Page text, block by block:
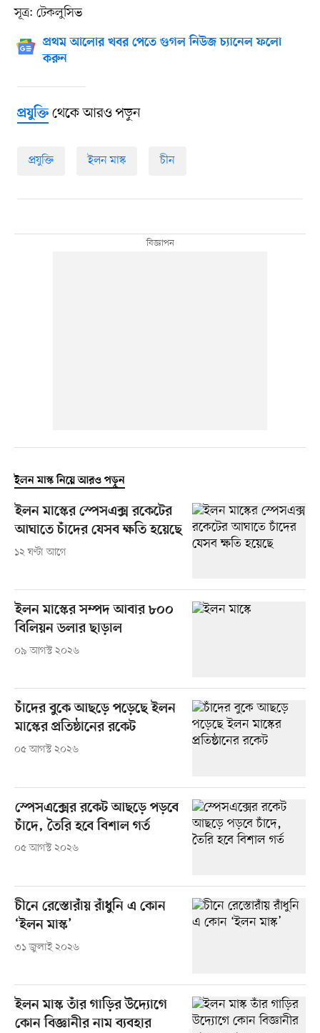
সূত্র: টেকলুসিভ
প্রথম আলোর খবর পেতে গুগল নিউজ চ্যানেল ফলো
করুন
প্রযুক্তিথেকে আরও পড়ুন
প্রযুক্তি ইলন মাস্ক চীন
ইলন মাস্ক নিয়ে আরও পড়ুন
ইলন মাস্কের স্পেসএক্স রকেটের
আঘাতে চাঁদের যেসব ক্ষতি হয়েছে
১২ ঘণ্টা আগে
ইলন মাস্কের সম্পদ আবার ৮০০
বিলিয়ন ডলার ছাড়াল
০৯ আগস্ট ২০২৬
চাঁদের বুকে আছড়ে পড়েছে ইলন
মাস্কের প্রতিষ্ঠানের রকেট
০৫ আগস্ট ২০২৬
স্পেসএক্সের রকেট আছড়ে পড়বে
চাঁদে, তৈরি হবে বিশাল গর্ত
০৫ আগস্ট ২০২৬
চীনে রেস্তোরাঁয় রাঁধুনি এ কোন
‘ইলন মাস্ক’
৩১ জুলাই ২০২৬
ইলন মাস্ক তাঁর গাড়ির উদ্যোগে
কোন বিজ্ঞানীর নাম ব্যবহার